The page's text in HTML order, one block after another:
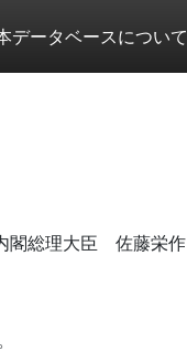
データベースについて
閣総理大臣 佐藤栄作